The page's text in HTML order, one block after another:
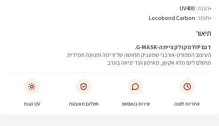
•הגנה: UV400
•חומר: Locobond Carbon
תיאור
דגם YIP מקולקציית ה-G-MASK.
העיצוב הספורט-אורבני שמעניק תחושה של זרימה ותנועה תמידית.
מושלם ליום מלא אקשן, מאימון ועד יציאה בערב.
אחריות לשנה שירות בווטסאפ תשלום מאובטח UV הגנת